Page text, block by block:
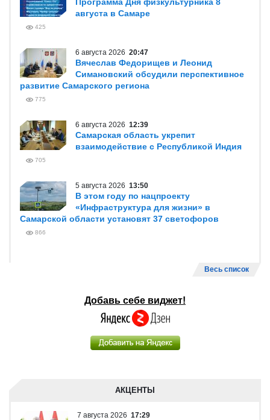
августа в Самаре
425
6 августа 2026 20:47
Вячеслав Федорищев и Леонид
Симановский обсудили перспективное
развитие Самарского региона
775
6 августа 2026 12:39
Самарская область укрепит
взаимодействие с Республикой Индия
705
5 августа 2026 13:50
В этом году по нацпроекту
«Инфраструктура для жизни» в
Самарской области установят 37 светофоров
866
Весь список
Добавь себе виджет!
АКЦЕНТЫ
7 августа 2026 17:29